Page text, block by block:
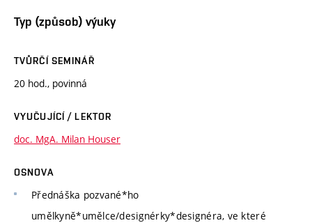
Typ (způsob) výuky
TVŮRČÍ SEMINÁŘ
20 hod., povinná
VYUČUJÍCÍ / LEKTOR
doc. MgA. Milan Houser
OSNOVA
Přednáška pozvané*ho
umělkyně*umělce/designérky*designéra, ve které